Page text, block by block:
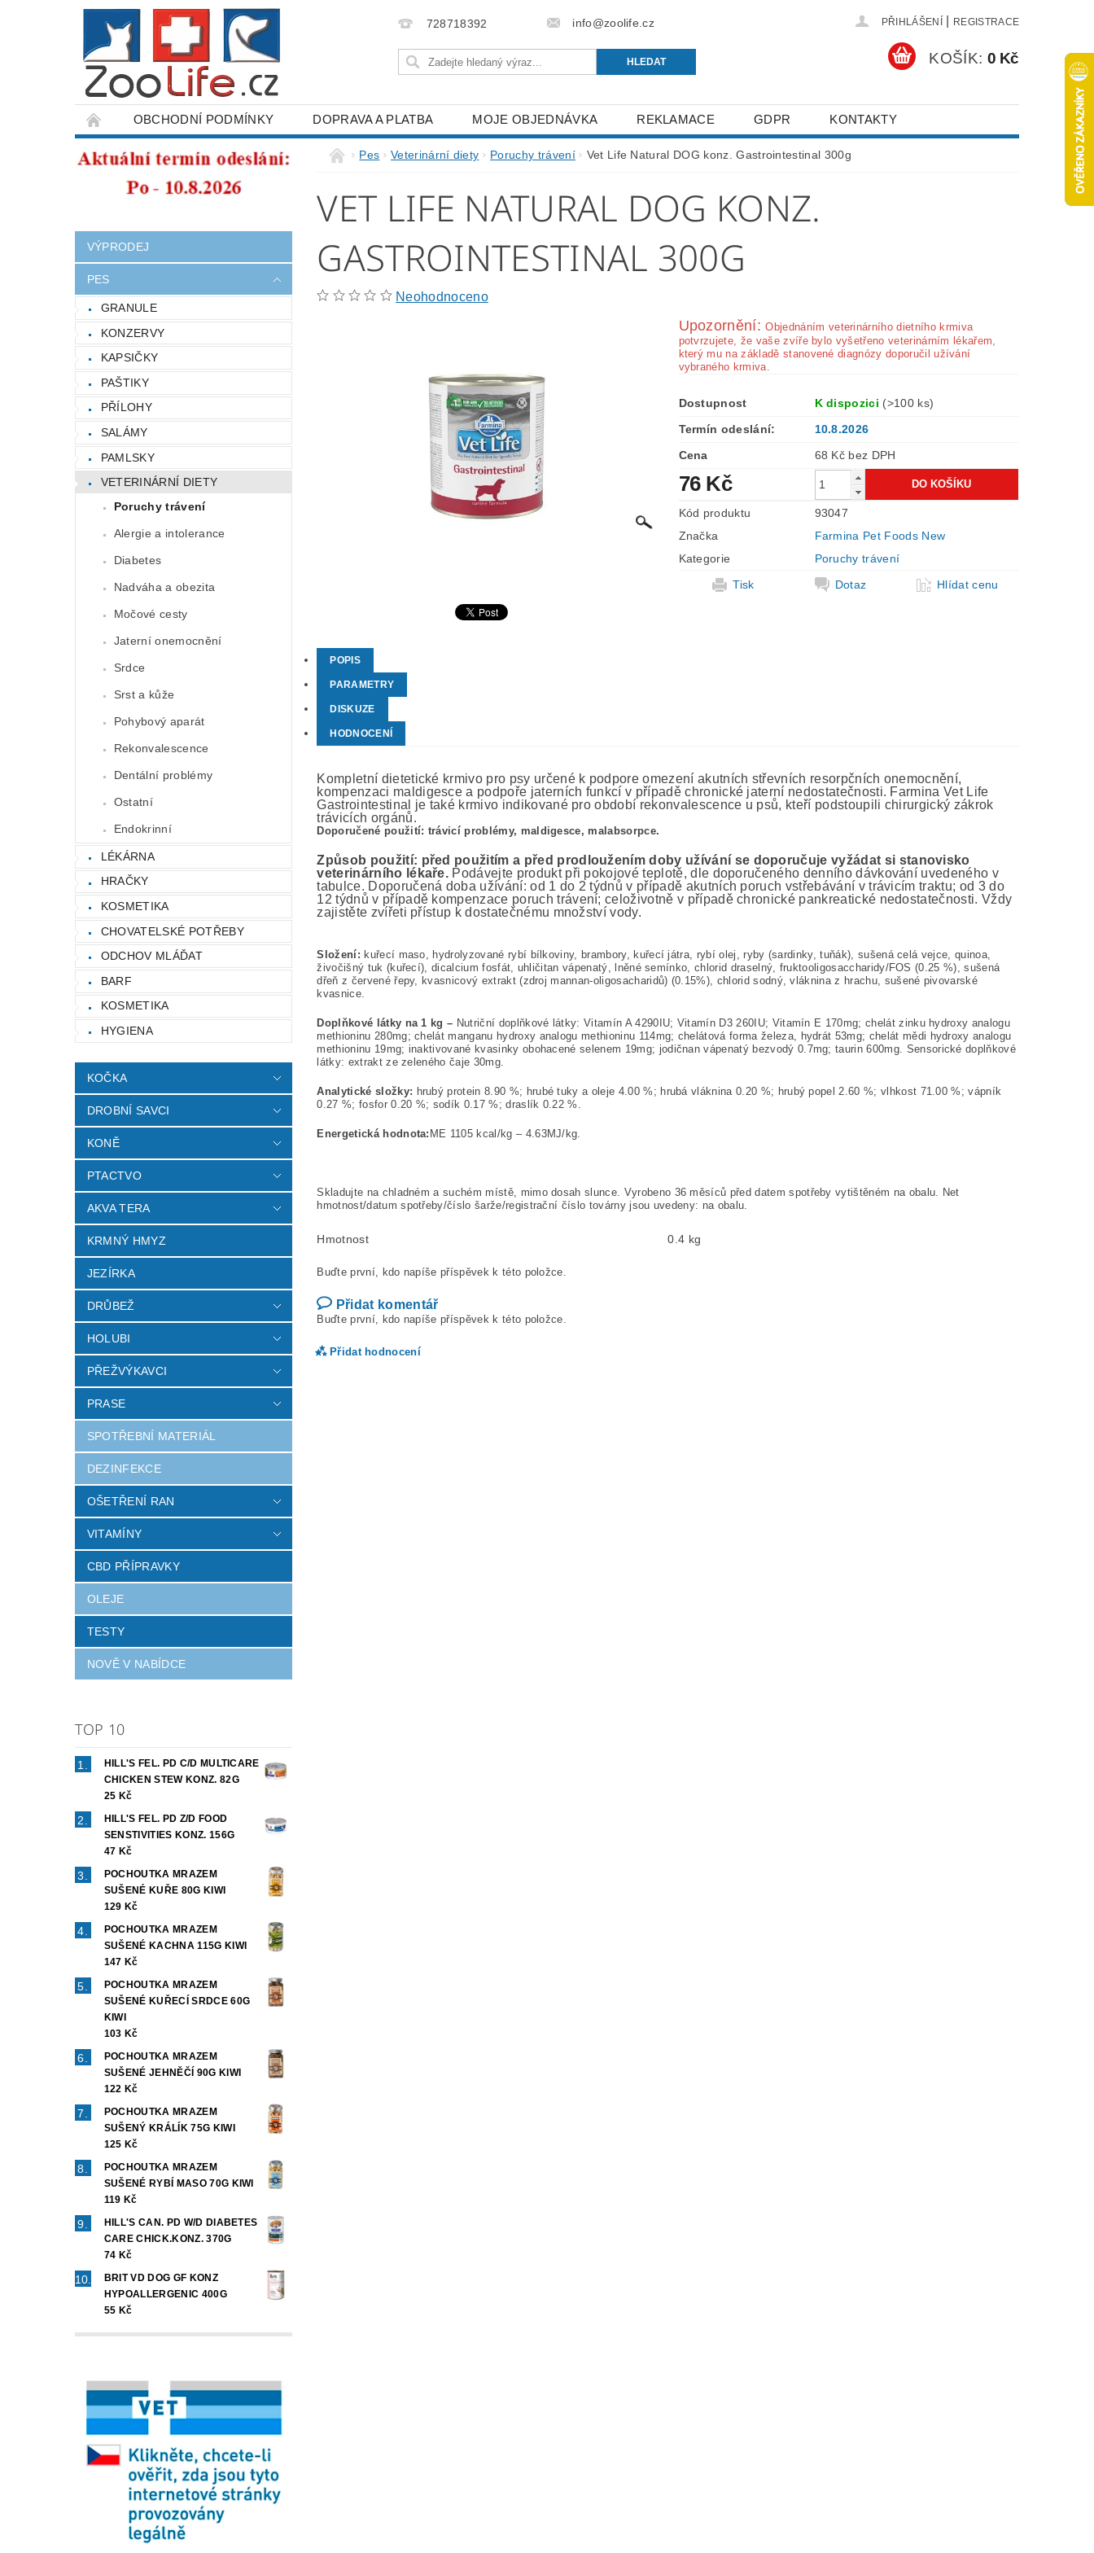
728718392 info@zoolife.cz PŘIHLÁŠENÍ REGISTRACE
KOŠÍK: 0 Kč
OBCHODNÍ PODMÍNKY DOPRAVA A PLATBA MOJE OBJEDNÁVKA REKLAMACE GDPR KONTAKTY
ODSTOUPENÍ OD SMLOUVY
VÝPRODEJ
PES
GRANULE
KONZERVY
KAPSIČKY
PAŠTIKY
PŘÍLOHY
SALÁMY
PAMLSKY
VETERINÁRNÍ DIETY
Poruchy trávení
Alergie a intolerance
Diabetes
Nadváha a obezita
Močové cesty
Jaterní onemocnění
Srdce
Srst a kůže
Pohybový aparát
Rekonvalescence
Dentální problémy
Ostatní
Endokrinní
LÉKÁRNA
HRAČKY
KOSMETIKA
CHOVATELSKÉ POTŘEBY
ODCHOV MLÁĎAT
BARF
KOSMETIKA
HYGIENA
KOČKA
DROBNÍ SAVCI
KONĚ
PTACTVO
AKVA TERA
KRMNÝ HMYZ
JEZÍRKA
DRŮBEŽ
HOLUBI
PŘEŽVÝKAVCI
PRASE
SPOTŘEBNÍ MATERIÁL
DEZINFEKCE
OŠETŘENÍ RAN
VITAMÍNY
CBD PŘÍPRAVKY
OLEJE
TESTY
NOVĚ V NABÍDCE
TOP 10
HILL'S FEL. PD C/D MULTICARE
CHICKEN STEW KONZ. 82G
25 Kč
HILL'S FEL. PD Z/D FOOD
SENSTIVITIES KONZ. 156G
47 Kč
POCHOUTKA MRAZEM
SUŠENÉ KUŘE 80G KIWI
129 Kč
POCHOUTKA MRAZEM
SUŠENÉ KACHNA 115G KIWI
147 Kč
POCHOUTKA MRAZEM
SUŠENÉ KUŘECÍ SRDCE 60G
KIWI
103 Kč
POCHOUTKA MRAZEM
SUŠENÉ JEHNĚČÍ 90G KIWI
122 Kč
POCHOUTKA MRAZEM
SUŠENÝ KRÁLÍK 75G KIWI
125 Kč
POCHOUTKA MRAZEM
SUŠENÉ RYBÍ MASO 70G KIWI
119 Kč
HILL'S CAN. PD W/D DIABETES
CARE CHICK.KONZ. 370G
74 Kč
BRIT VD DOG GF KONZ
HYPOALLERGENIC 400G
55 Kč
Pes Veterinární diety Poruchy trávení Vet Life Natural DOG konz. Gastrointestinal 300g
VET LIFE NATURAL DOG KONZ.
GASTROINTESTINAL 300G
Neohodnoceno
Upozornění:Ob­jednáním veterinárního dietního krmiva
potvrzujete, že vaše zvíře bylo vyšetřeno veterinárním lékařem,
který mu na základě stanovené diagnózy doporučil užívání
vybraného krmiva.
Dostupnost K dispozici (>100 ks)
Termín odeslání:
10.8.2026
Cena
68 Kč bez DPH
76 Kč
Kód produktu
93047
Značka
Farmina Pet Foods New
Kategorie
Poruchy trávení
Tisk
Dotaz Hlídat cenu
POPIS
PARAMETRY
DISKUZE
HODNOCENÍ
Kompletní dietetické krmivo pro psy určené k podpore omezení akutních střevních resorpčních onemocnění,
kompenzaci maldigesce a podpoře jaterních funkcí v případě chronické jaterní nedostatečnosti. Farmina Vet Life
Gastrointestinal je také krmivo indikované pro období rekonvalescence u psů, kteří podstoupili chirurgický zákrok
trávicích orgánů.
Doporučené použití: trávicí problémy, maldigesce, malabsorpce.
Způsob použití: před použitím a před prodloužením doby užívání se doporučuje vyžádat si stanovisko
veterinárního lékaře. Podávejte produkt při pokojové teplotě, dle doporučeného denního dávkování uvedeného v
tabulce. Doporučená doba užívání: od 1 do 2 týdnů v případě akutních poruch vstřebávání v trávicím traktu; od 3 do
12 týdnů v případě kompenzace poruch trávení; celoživotně v případě chronické pankreatické nedostatečnosti. Vždy
zajistěte zvířeti přístup k dostatečnému množství vody.
Složení: kuřecí maso, hydrolyzované rybí bílkoviny, brambory, kuřecí játra, rybí olej, ryby (sardinky, tuňák), sušená celá vejce, quinoa,
živočišný tuk (kuřecí), dicalcium fosfát, uhličitan vápenatý, lněné semínko, chlorid draselný, fruktooligosaccharidy/FOS (0.25 %), sušená
dřeň z červené řepy, kvasnicový extrakt (zdroj mannan-oligosacharidů) (0.15%), chlorid sodný, vláknina z hrachu, sušené pivovarské
kvasnice.
Doplňkové látky na 1 kg – Nutriční doplňkové látky: Vitamín A 4290IU; Vitamín D3 260IU; Vitamín E 170mg; chelát zinku hydroxy analogu
methioninu 280mg; chelát manganu hydroxy analogu methioninu 114mg; chelátová forma železa, hydrát 53mg; chelát mědi hydroxy analogu
methioninu 19mg; inaktivované kvasinky obohacené selenem 19mg; jodičnan vápenatý bezvodý 0.7mg; taurin 600mg. Sensorické doplňkové
látky: extrakt ze zeleného čaje 30mg.
Analytické složky: hrubý protein 8.90 %; hrubé tuky a oleje 4.00 %; hrubá vláknina 0.20 %; hrubý popel 2.60 %; vlhkost 71.00 %; vápník
0.27 %; fosfor 0.20 %; sodík 0.17 %; draslík 0.22 %.
Energetická hodnota: ME 1105 kcal/kg – 4.63MJ/kg.
Skladujte na chladném a suchém místě, mimo dosah slunce. Vyrobeno 36 měsíců před datem spotřeby vytištěném na obalu. Net
hmotnost/datum spotřeby/číslo šarže/registrační číslo továrny jsou uvedeny: na obalu.
Hmotnost 0.4 kg
Buďte první, kdo napíše příspěvek k této položce.
Přidat komentář
Buďte první, kdo napíše příspěvek k této položce.
Přidat hodnocení